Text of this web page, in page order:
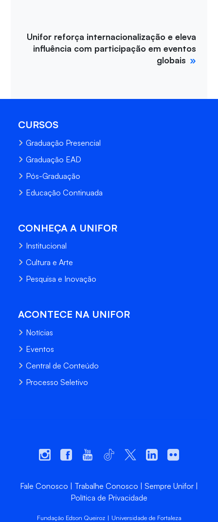
Unifor reforça internacionalização e eleva
influência com participação em eventos
globais
CURSOS
Graduação Presencial
Graduação EAD
Pós-Graduação
Educação Continuada
CONHEÇA A UNIFOR
Institucional
Cultura e Arte
Pesquisa e Inovação
ACONTECE NA UNIFOR
Notícias
Eventos
Central de Conteúdo
Processo Seletivo
Fale Conosco Trabalhe Conosco
Sempre Unifor
Política de Privacidade
Fundação Edson Queiroz | Universidade de Fortaleza